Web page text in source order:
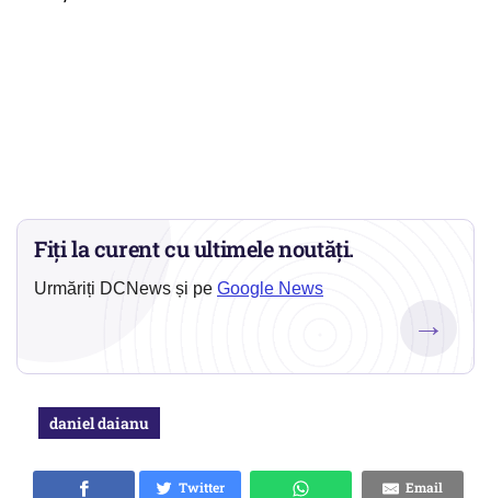
Fiți la curent cu ultimele noutăți.
Urmăriți DCNews și pe Google News
→
daniel daianu
Twitter
Email